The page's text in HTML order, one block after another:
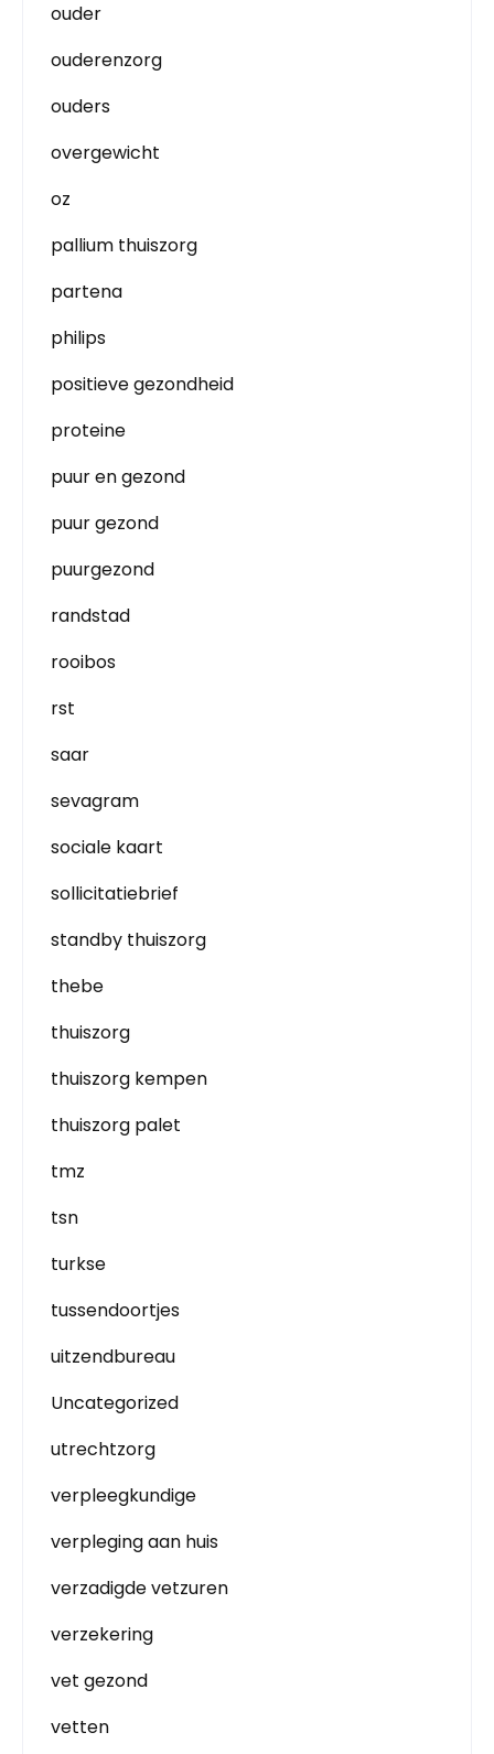
ouder
ouderenzorg
ouders
overgewicht
oz
pallium thuiszorg
partena
philips
positieve gezondheid
proteine
puur en gezond
puur gezond
puurgezond
randstad
rooibos
rst
saar
sevagram
sociale kaart
sollicitatiebrief
standby thuiszorg
thebe
thuiszorg
thuiszorg kempen
thuiszorg palet
tmz
tsn
turkse
tussendoortjes
uitzendbureau
Uncategorized
utrechtzorg
verpleegkundige
verpleging aan huis
verzadigde vetzuren
verzekering
vet gezond
vetten